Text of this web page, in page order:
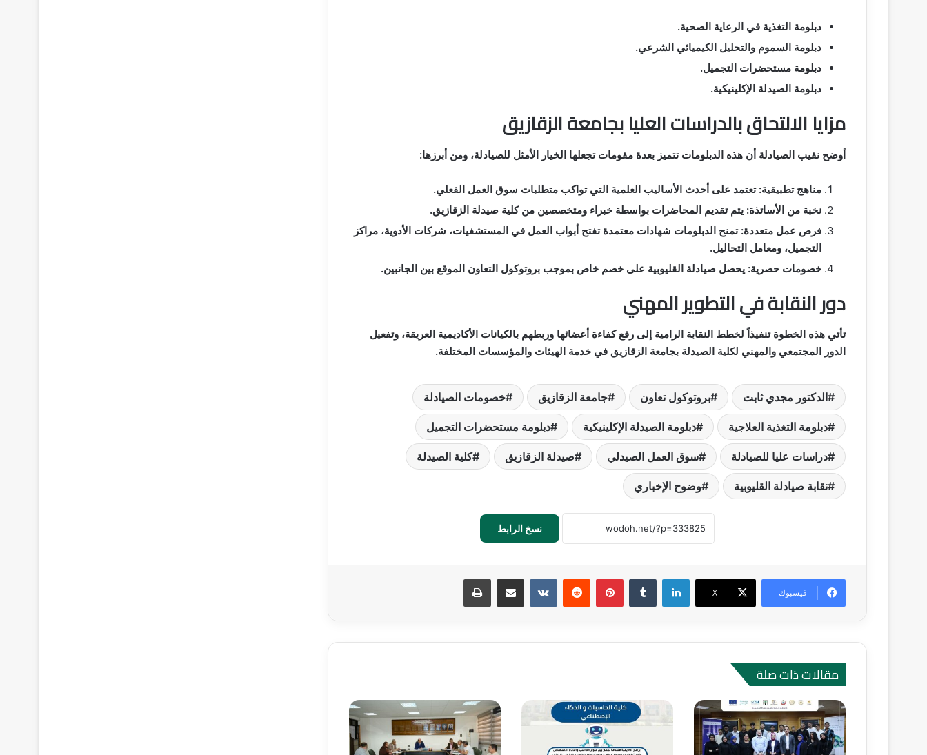
دبلومة التغذية في الرعاية الصحية.
دبلومة السموم والتحليل الكيميائي الشرعي.
دبلومة مستحضرات التجميل.
دبلومة الصيدلة الإكلينيكية.
مزايا الالتحاق بالدراسات العليا بجامعة الزقازيق
أوضح نقيب الصيادلة أن هذه الدبلومات تتميز بعدة مقومات تجعلها الخيار الأمثل للصيادلة، ومن أبرزها:
مناهج تطبيقية: تعتمد على أحدث الأساليب العلمية التي تواكب متطلبات سوق العمل الفعلي.
نخبة من الأساتذة: يتم تقديم المحاضرات بواسطة خبراء ومتخصصين من كلية صيدلة الزقازيق.
فرص عمل متعددة: تمنح الدبلومات شهادات معتمدة تفتح أبواب العمل في المستشفيات، شركات الأدوية، مراكز
التجميل، ومعامل التحاليل.
خصومات حصرية: يحصل صيادلة القليوبية على خصم خاص بموجب بروتوكول التعاون الموقع بين الجانبين.
دور النقابة في التطوير المهني
تأتي هذه الخطوة تنفيذاً لخطط النقابة الرامية إلى رفع كفاءة أعضائها وربطهم بالكيانات الأكاديمية العريقة، وتفعيل
الدور المجتمعي والمهني لكلية الصيدلة بجامعة الزقازيق في خدمة الهيئات والمؤسسات المختلفة.
الدكتور مجدي ثابت بروتوكول تعاون جامعة الزقازيق خصومات الصيادلة
دبلومة التغذية العلاجية دبلومة الصيدلة الإكلينيكية دبلومة مستحضرات التجميل
دراسات عليا للصيادلة سوق العمل الصيدلي صيدلة الزقازيق كلية الصيدلة
نقابة صيادلة القليوبية وضوح الإخباري
نسخ الرابط
فيسبوك ‫X
لينكدإن بينتيريست
مقالات ذات صلة